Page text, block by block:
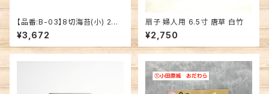
【品番:B-03】8切海苔(小) 2缶
セット
¥3,672
扇子 婦人用 6.5寸 唐草 白竹
¥2,750